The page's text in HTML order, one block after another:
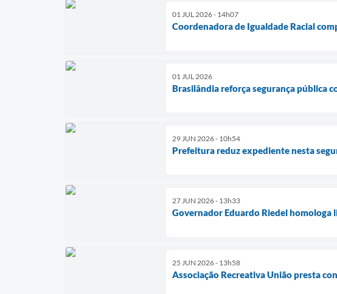
01 JUL 2026 - 14h07
Coordenadora de Igualdade Racial
01 JUL 2026
Brasilândia reforça segurança pública
29 JUN 2026 - 10h54
Prefeitura reduz expediente nesta
27 JUN 2026 - 13h33
Governador Eduardo Riedel homologa
25 JUN 2026 - 13h58
Associação Recreativa União presta